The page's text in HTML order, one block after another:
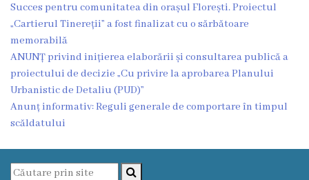
Funcţii
vacante
Consiliul
Secretar
Succes pentru comunitatea din orașul Florești. Proiectul
„Cartierul Tinereții” a fost finalizat cu o sărbătoare
memorabilă
ANUNȚ privind inițierea elaborării și consultarea publică a
proiectului de decizie „Cu privire la aprobarea Planului
Urbanistic de Detaliu (PUD)”
Anunț informativ: Reguli generale de comportare în timpul
scăldatului